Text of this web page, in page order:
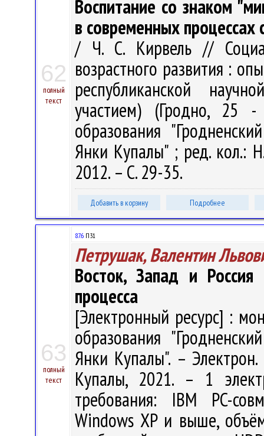
62
полный
текст
Воспитание со знаком
в современных
/ Ч. С. Кирвель //
возрастного развития :
республиканской
участием) (Гродно, 25
образования
Янки Купалы" ; ред. кол.:
2012. – С. 29-35.
Добавить в корзину Подробнее
63
полный
текст
87.6 П31
Петрушак, Валентин
Восток, Запад и Россия
процесса
[Электронный ресурс] :
образования
Янки Купалы". –
Купалы, 2021. – 1
требования: IBM PC-
Windows XP и выше,